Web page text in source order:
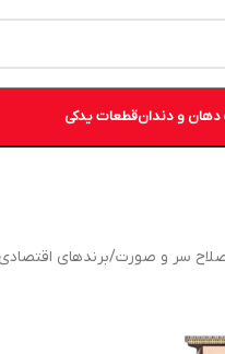
و دندانقطعات یدکی
سر و صورت/برندهای اقتصادی